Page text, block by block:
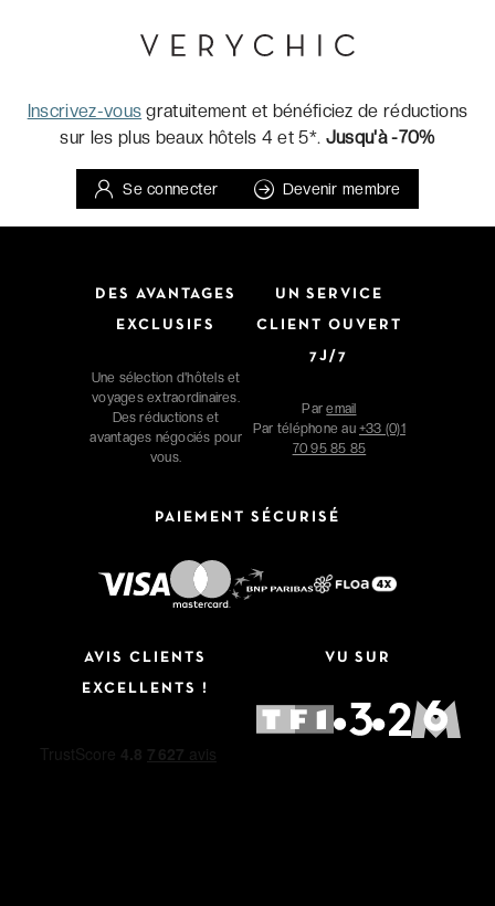
Inscrivez-vous gratuitement et bénéficiez de réductions
sur les plus beaux hôtels 4 et 5*. Jusqu'à -70%
Se connecter Devenir membre
DES AVANTAGES
EXCLUSIFS
Une sélection d'hôtels et
voyages extraordinaires.
Des réductions et
avantages négociés pour
vous.
UN SERVICE
CLIENT OUVERT
7J/7
Paremail
Par téléphone au +33 (0)1
70 95 85 85
PAIEMENT SÉCURISÉ
AVIS CLIENTS
EXCELLENTS !
VU SUR